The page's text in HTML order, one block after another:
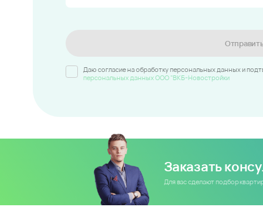
Даю согласие на обработку персональных данных и
персональных данных ООО "ВКБ-Новостройки
Заказать
Для вас сделают подбор